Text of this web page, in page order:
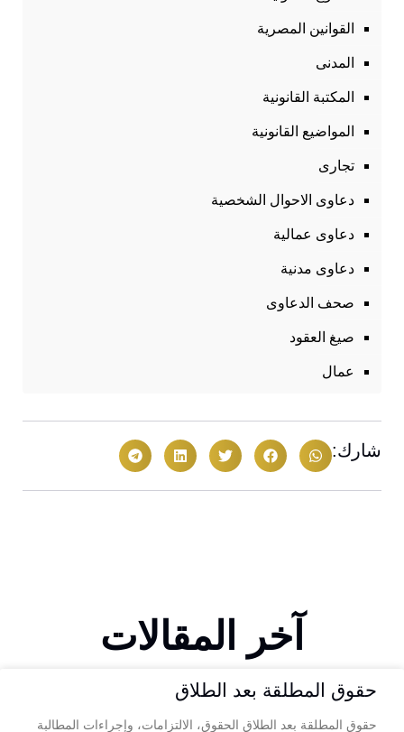
القوانين المصرية
المدنى
المكتبة القانونية
المواضيع القانونية
تجارى
دعاوى الاحوال الشخصية
دعاوى عمالية
دعاوى مدنية
صحف الدعاوى
صيغ العقود
عمال
شارك:
آخر المقالات
حقوق المطلقة بعد الطلاق
حقوق المطلقة بعد الطلاق الحقوق، الالتزامات، وإجراءات المطالبة